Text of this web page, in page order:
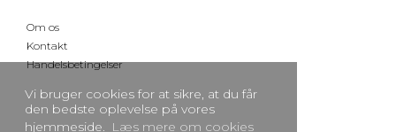
Vi bruger cookies for at sikre, at du får
den bedste oplevelse på vores
hjemmeside. Læs mere om cookies
Om os
Kontakt
Handelsbetingelser